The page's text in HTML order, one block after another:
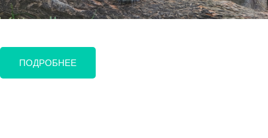
ПОДРОБНЕЕ